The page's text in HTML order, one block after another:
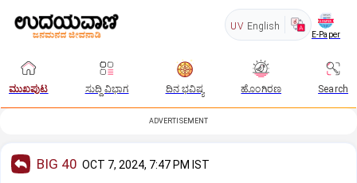
UV English
E-Paper
ಮುಖಪುಟ ಸುದ್ದಿ ವಿಭಾಗ ದಿನ ಭವಿಷ್ಯ ಹೊಂಗಿರಣ Search
ADVERTISEMENT
BIG 40 OCT 7, 2024, 7:47 PM IST